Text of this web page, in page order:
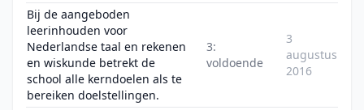
Bij de aangeboden
leerinhouden voor
Nederlandse taal en rekenen
en wiskunde betrekt de
school alle kerndoelen als te
bereiken doelstellingen.
3:
voldoende
3
augustus
2016